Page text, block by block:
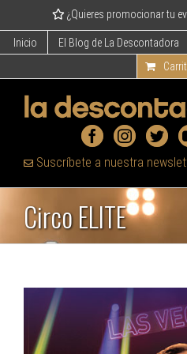
content
¿Quieres promocionar tu
Inicio El Blog de La Descontadora
Suscríbete a nuestra
Circo ELITE